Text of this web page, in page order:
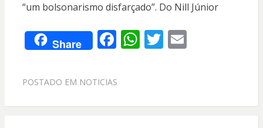
“um bolsonarismo disfarçado”. Do Nill Júnior
Share F
e
o
W
A
T E
POSTADO EM NOTICIAS